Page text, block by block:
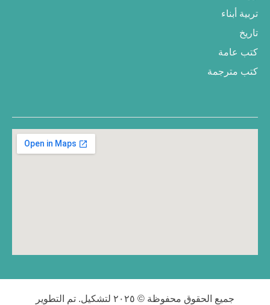
تربية أبناء
تاريخ
كتب عامة
كتب مترجمة
جميع الحقوق محفوظة © ٢٠٢٥ لتشكيل. تم التطوير